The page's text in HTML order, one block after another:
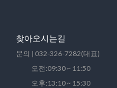
찾아오시는길
문의 | 032-326-7282(대표)
오전:09:30 ~ 11:50
오후:13:10 ~ 15:30